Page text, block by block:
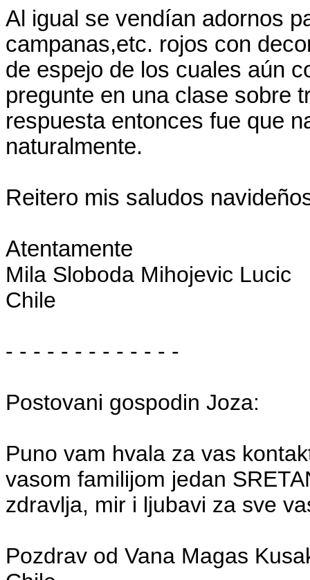
Al igual se vendían adornos
campanas,etc. rojos con
de espejo de los cuales aún
pregunte en una clase sobre
respuesta entonces fue que
naturalmente.
Reitero mis saludos
Atentamente
Mila Sloboda Mihojevic Lucic
Chile
- - - - - - - - - - - - -
Postovani gospodin Joza:
Puno vam hvala za vas
vasom familijom jedan
zdravlja, mir i ljubavi za sve
Pozdrav od Vana Magas